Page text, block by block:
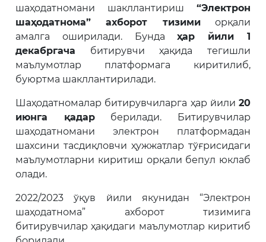
шаҳодатномани шакллантириш “Электрон
шаҳодатнома” ахборот тизимиорқали
амалга оширилади. Бундаҳар йили 1
декабргача битирувчи ҳақида тегишли
маълумотлар платформага киритилиб,
буюртма шакллантирилади.
Шаҳодатномалар битирувчиларга ҳар йили 20
июнга қадарберилади. Битирувчилар
шаҳодатномани электрон платформадан
шахсини тасдиқловчи ҳужжатлар тўғрисидаги
маълумотларни киритиш орқали бепул юклаб
олади.
2022/2023 ўқув йили якунидан “Электрон
шаҳодатнома” ахборот тизимига
битирувчилар ҳақидаги маълумотлар киритиб